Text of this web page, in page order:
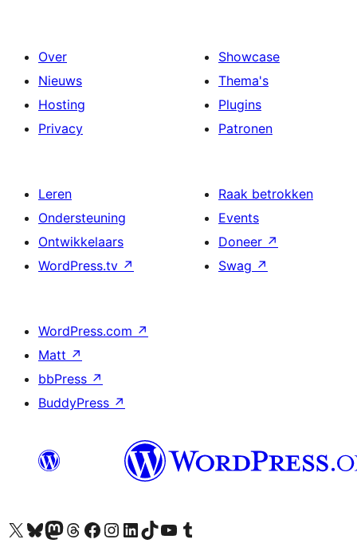
Over
Nieuws
Hosting
Privacy
Showcase
Thema's
Plugins
Patronen
Leren
Ondersteuning
Ontwikkelaars
WordPress.tv ↗
Raak betrokken
Events
Doneer ↗
Swag ↗
WordPress.com ↗
Matt ↗
bbPress ↗
BuddyPress ↗
Bezoek ons X (voorheen Twitter) account
Bezoek onze Bluesky account
Bezoek ons Mastodon account
Bezoek onze Threads account
Onze Facebookpagina bezoeken
Bezoek onze Instagram account
Bezoek onze LinkedIn account
Bezoek onze TikTok account
Bezoek ons YouTube kanaalBezoek onze Tumblr account